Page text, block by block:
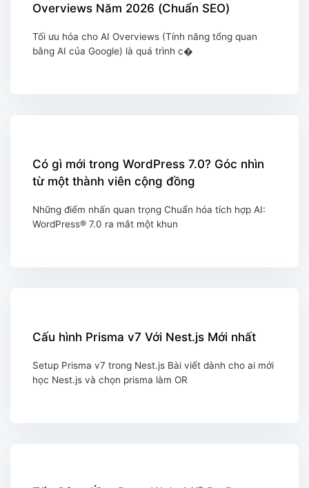
Overviews Năm 2026 (Chuẩn SEO)
Tối ưu hóa cho AI Overviews (Tính năng tổng quan
bằng AI của Google) là quá trình c�
Có gì mới trong WordPress 7.0? Góc nhìn
từ một thành viên cộng đồng
Những điểm nhấn quan trọng Chuẩn hóa tích hợp AI:
WordPress® 7.0 ra mắt một khun
Cấu hình Prisma v7 Với Nest.js Mới nhất
Setup Prisma v7 trong Nest.js Bài viết dành cho ai mới
học Nest.js và chọn prisma làm OR